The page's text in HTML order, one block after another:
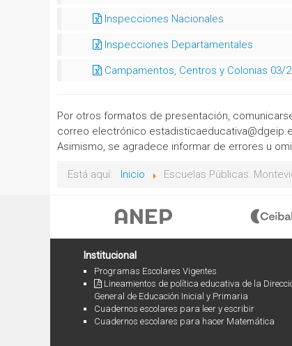
Inspecciones Nacionales
Inspecciones Departamentales
Campamentos, Centros y Colonias 03/
Por otros formatos de presentación,
correo electrónico
Asimismo, se agradece informar de errores u
Está aquí: Inicio Escuelas Públicas:
Institucional
Programas Escolares Vigentes
Lineamientos de política educativa de la
General de Educación Inicial y Primaria
Cuadernos escolares para leer y escribir
Cuadernos escolares para hacer Matemática